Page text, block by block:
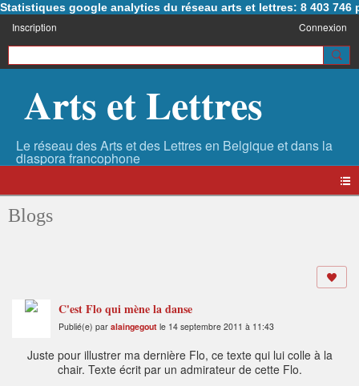
Statistiques google analytics du réseau arts et lettres: 8 403 746
Inscription Connexion
Arts et Lettres
Blogs
C'est Flo qui mène la danse
Publié(e) par alaingegout le 14 septembre 2011 à 11:43
Juste pour illustrer ma dernière Flo, ce texte qui lui colle à la
chair. Texte écrit par un admirateur de cette Flo.